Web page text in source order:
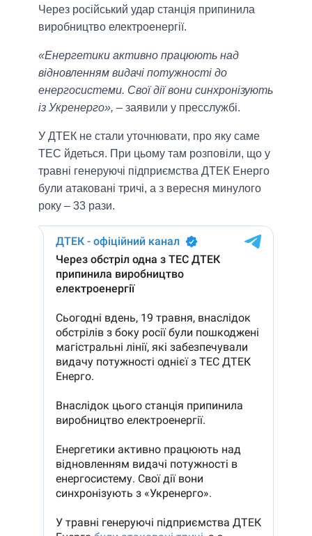
Через російський удар станція припинила
виробництво електроенергії.
«Енергетики активно працюють над
відновленням видачі потужності до
енергосистеми. Свої дії вони синхронізують
із Укренерго», – заявили у пресслужбі.
У ДТЕК не стали уточнювати, про яку саме
ТЕС йдеться. При цьому там розповіли, що у
травні генеруючі підприємства ДТЕК Енерго
були атаковані тричі, а з вересня минулого
року – 33 рази.